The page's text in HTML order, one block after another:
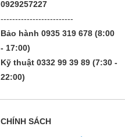
0929257227
-------------------------
Bảo hành 0935 319 678 (8:00
- 17:00)
Kỹ thuật 0332 99 39 89 (7:30 -
22:00)
CHÍNH SÁCH